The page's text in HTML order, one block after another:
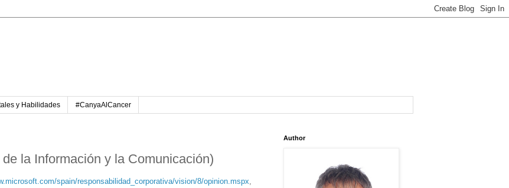
y Habilidades #CanyaAlCancer
la Información y la Comunicación)
spain/responsabilidad_corporativa/vision/8/opinion.mspx,
Author